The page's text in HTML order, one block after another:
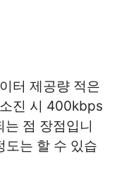
터 제공량 적은
진 시 400kbps
점 장점입니
도는 할 수 있습